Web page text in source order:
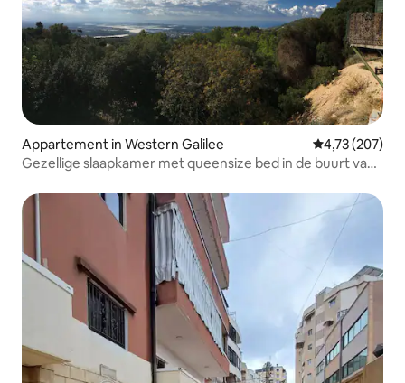
Appartement in Western Galilee Gemiddelde
4,73 (207)
Gezellige slaapkamer met queensize bed in de buurt van